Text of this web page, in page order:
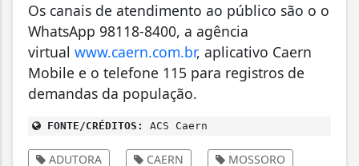
Os canais de atendimento ao público são o o
WhatsApp 98118-8400, a agência
virtual www.caern.com.br, aplicativo Caern
Mobile e o telefone 115 para registros de
demandas da população.
FONTE/CRÉDITOS: ACS Caern
ADUTORA CAERN MOSSORO